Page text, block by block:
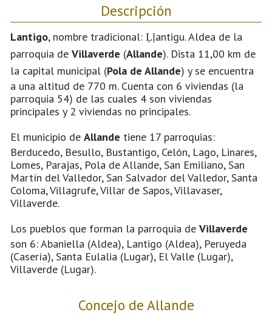
Descripción
Lantigo, nombre tradicional: Ḷḷantigu. Aldea de la
parroquia de Villaverde (Allande). Dista 11,00 km de
la capital municipal (Pola de Allande) y se encuentra
a una altitud de 770 m. Cuenta con 6 viviendas (la
parroquia 54) de las cuales 4 son viviendas
principales y 2 viviendas no principales.
El municipio de Allande tiene 17 parroquias:
Berducedo, Besullo, Bustantigo, Celón, Lago, Linares,
Lomes, Parajas, Pola de Allande, San Emiliano, San
Martín del Valledor, San Salvador del Valledor, Santa
Coloma, Villagrufe, Villar de Sapos, Villavaser,
Villaverde.
Los pueblos que forman la parroquia de Villaverde
son 6: Abaniella (Aldea), Lantigo (Aldea), Peruyeda
(Casería), Santa Eulalia (Lugar), El Valle (Lugar),
Villaverde (Lugar).
Concejo de Allande